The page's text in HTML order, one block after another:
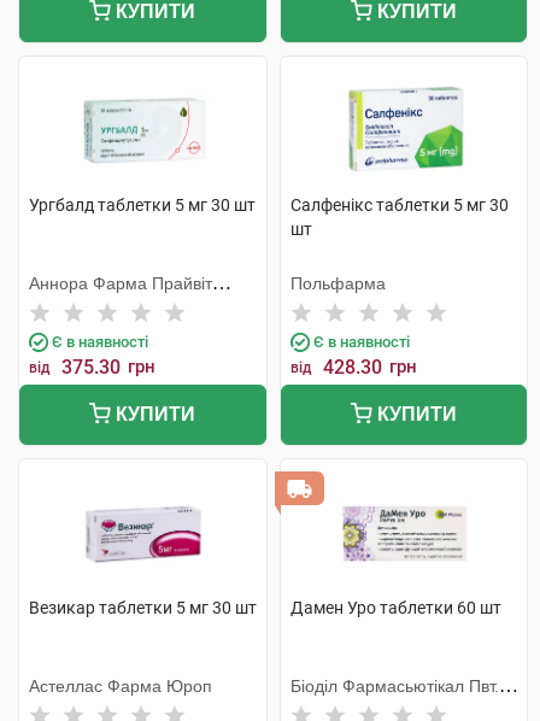
КУПИТИ КУПИТИ
Ургбалд таблетки 5 мг 30 шт
Аннора Фарма Прайвіт
Лімітед
Є в наявності
від 375.30 грн
КУПИТИ
Салфенікс таблетки 5 мг 30
шт
Польфарма
Є в наявності
від 428.30 грн
КУПИТИ
Везикар таблетки 5 мг 30 шт
Астеллас Фарма Юроп
Дамен Уро таблетки 60 шт
Біоділ Фармасьютікал Пвт.
Лтд.